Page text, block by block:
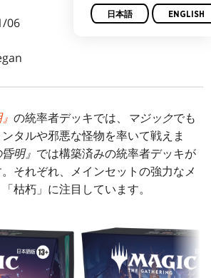
06
』の統率者デッキでは、 マジックでも
タルや邪悪な怪物を率いて戦えま
明』 では構築済みの統率者デッキが
それぞれ、メインセットの強力なメ
枯朽」に注目しています。
日本語 ENGLISH